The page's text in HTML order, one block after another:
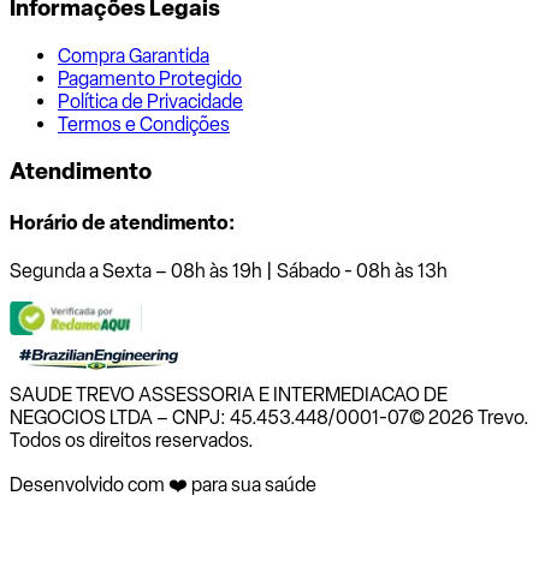
Informações Legais
Compra Garantida
Pagamento Protegido
Política de Privacidade
Termos e Condições
Atendimento
Horário de atendimento:
Segunda a Sexta – 08h às 19h | Sábado - 08h às 13h
SAUDE TREVO ASSESSORIA E INTERMEDIACAO DE
NEGOCIOS LTDA – CNPJ: 45.453.448/0001-07© 2026 Trevo.
Todos os direitos reservados.
Desenvolvido com ❤️ para sua saúde